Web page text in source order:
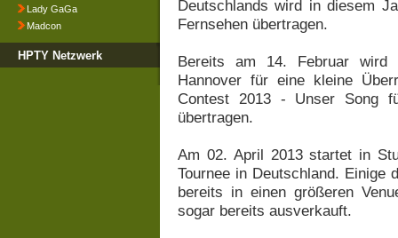
Lady GaGa
Madcon
HPTY Netzwerk
Deutschlands wird in diesem
Fernsehen übertragen.
Bereits am 14. Februar wird
Hannover für eine kleine
Contest 2013 - Unser Song
übertragen.
Am 02. April 2013 startet in
Tournee in Deutschland. Einige
bereits in einen größeren
sogar bereits ausverkauft.